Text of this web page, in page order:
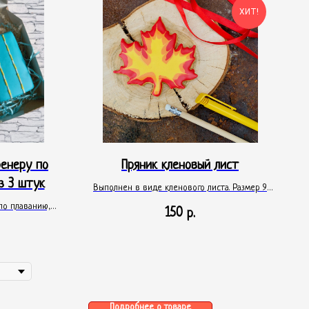
по
3 штук
плаванию,
ХИТ!
Пряник кленовый лист
Выполнен в виде кленового листа. Размер 9
перевязанный лентой.
150 р.